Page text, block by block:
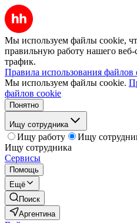
Мы используем файлы cookie,
правильную работу нашего веб-
трафик.
Правила использования файлов
Мы используем файлы cookie.
файлов cookie
Понятно
Ищу сотрудника
Ищу работу
Ищу
Ищу сотрудника
Сервисы
Помощь
Ещё
Поиск
Аргентина